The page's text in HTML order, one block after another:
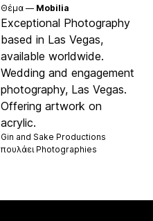
Θέμα — Mobilia
Exceptional Photography
based in Las Vegas,
available worldwide.
Wedding and engagement
photography, Las Vegas.
Offering artwork on
acrylic.
Gin and Sake Productions
πουλάει Photographies